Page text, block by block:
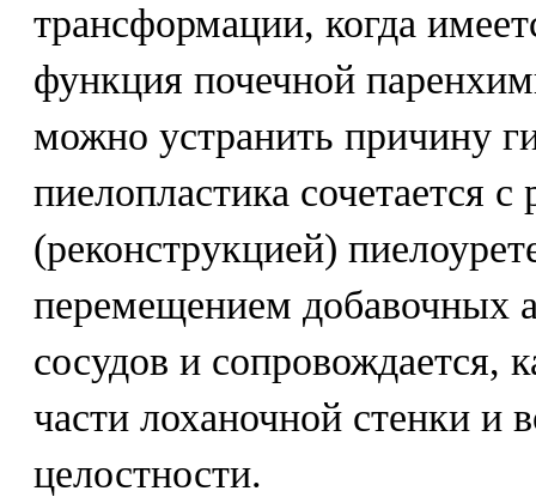
трансформации, когда
функция почечной
можно устранить причину
пиелопластика сочетается с
(реконструкцией)
перемещением добавочных
сосудов и сопровождается,
части лоханочной стенки и
целостности.